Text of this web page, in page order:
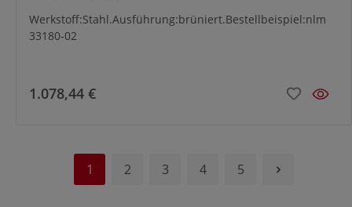
Werkstoff:Stahl.Ausführung:brüniert.Bestellbeispiel:nlm
33180-02
1.078,44 €
1 2 3 4 5